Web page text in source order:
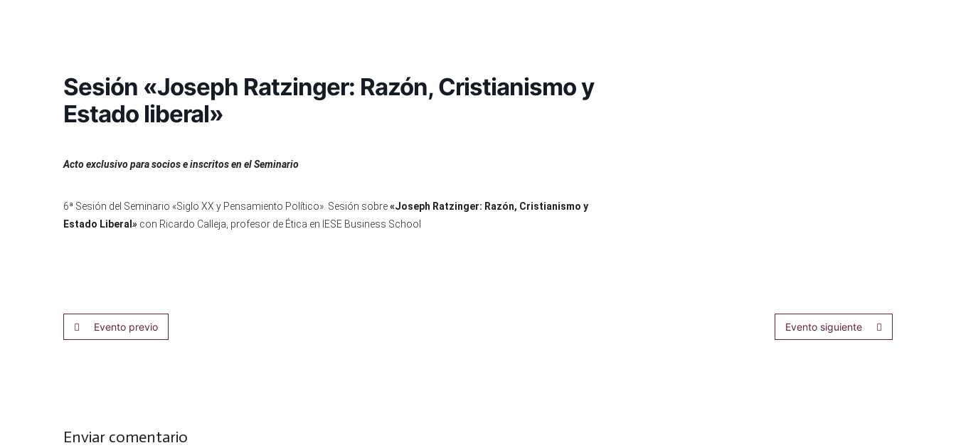
Sesión «Joseph Ratzinger: Razón, Cristianismo y
Estado liberal»
Acto exclusivo para socios e inscritos en el Seminario
6ª Sesión del Seminario «Siglo XX y Pensamiento Político». Sesión sobre«Joseph Ratzinger: Razón, Cristianismo y
Estado Liberal » con Ricardo Calleja, profesor de Ética en IESE Business School
Evento previo Evento siguiente
Enviar comentario